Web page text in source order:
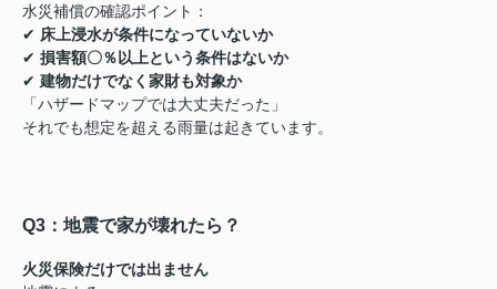
水災補償の確認ポイント：
✔ 床上浸水が条件になっていないか
✔ 損害額〇％以上という条件はないか
✔ 建物だけでなく家財も対象か
「ハザードマップでは大丈夫だった」
それでも想定を超える雨量は起きています。
Q3：地震で家が壊れたら？
火災保険だけでは出ません